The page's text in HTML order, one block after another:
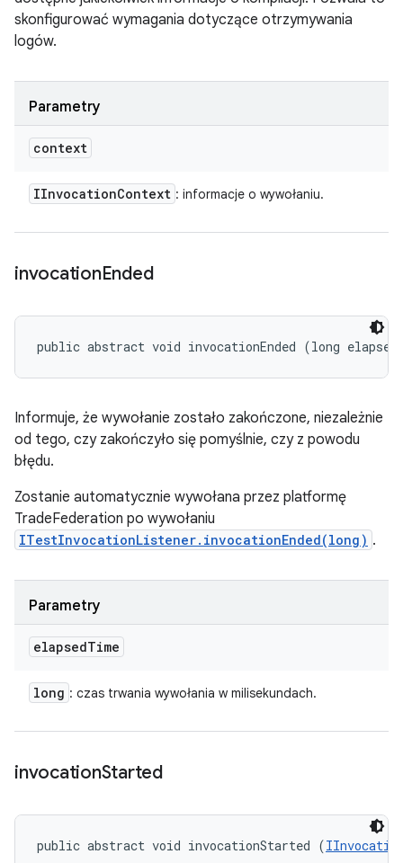
skonfigurować wymagania dotyczące otrzymywania
logów.
Parametry
context
IInvocationContext : informacje o wywołaniu.
invocationEnded
public abstract void invocationEnded (long
Informuje, że wywołanie zostało zakończone, niezależnie
od tego, czy zakończyło się pomyślnie, czy z powodu
błędu.
Zostanie automatycznie wywołana przez platformę
TradeFederation po wywołaniu
ITestInvocationListener.invocationEnded(long) .
Parametry
elapsedTime
long : czas trwania wywołania w milisekundach.
invocationStarted
public abstract void invocationStarted (